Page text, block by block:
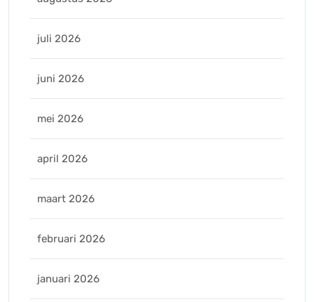
juli 2026
juni 2026
mei 2026
april 2026
maart 2026
februari 2026
januari 2026